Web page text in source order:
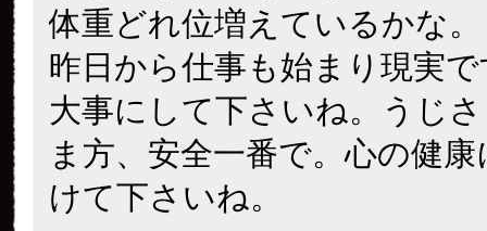
体重どれ位増えているかな。
昨日から仕事も始まり現実
大事にして下さいね。うじ
ま方、安全一番で。心の健
けて下さいね。